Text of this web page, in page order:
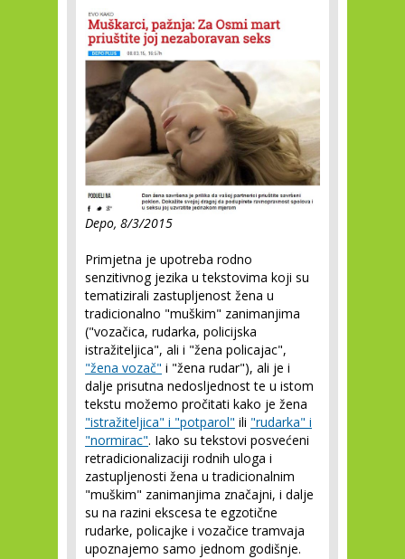
Depo, 8/3/2015
Primjetna je upotreba rodno
senzitivnog jezika u tekstovima koji su
tematizirali zastupljenost žena u
tradicionalno "muškim" zanimanjima
("vozačica, rudarka, policijska
istražiteljica", ali i "žena policajac",
"žena vozač" i "žena rudar"), ali je i
dalje prisutna nedosljednost te u istom
tekstu možemo pročitati kako je žena
"istražiteljica" i "potparol" ili "rudarka" i
"normirac". Iako su tekstovi posvećeni
retradicionalizaciji rodnih uloga i
zastupljenosti žena u tradicionalnim
"muškim" zanimanjima značajni, i dalje
su na razini ekscesa te egzotične
rudarke, policajke i vozačice tramvaja
upoznajemo samo jednom godišnje.